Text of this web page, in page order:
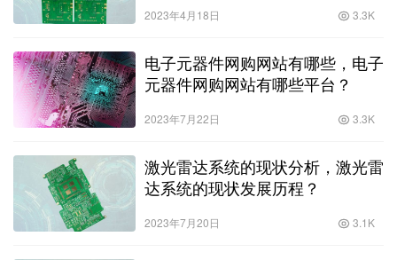
2023年4月18日 3.3K
电子元器件网购网站有哪些，电子
元器件网购网站有哪些平台？
2023年7月22日 3.3K
激光雷达系统的现状分析，激光雷
达系统的现状发展历程？
2023年7月20日 3.1K